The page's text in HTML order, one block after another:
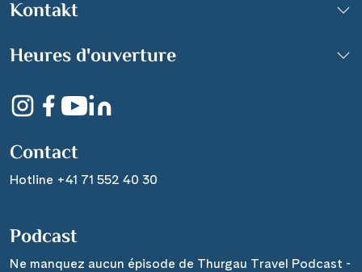
Kontakt
Heures d'ouverture
Contact
Hotline +41 71 552 40 30
Podcast
Ne manquez aucun épisode de Thurgau Travel Podcast -